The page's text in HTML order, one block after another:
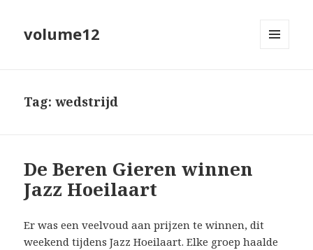
volume12
Tag:wedstrijd
De Beren Gieren winnen
Jazz Hoeilaart
Er was een veelvoud aan prijzen te winnen, dit
weekend tijdens Jazz Hoeilaart. Elke groep haalde